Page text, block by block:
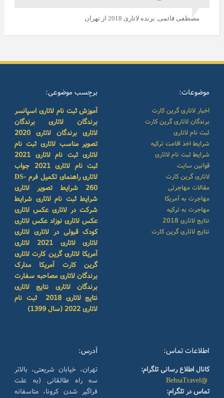
مصطفی قائمی, برنده لاتاری 2018 از تهران
برچسب موضوعی:
آموزش ثبت نام لاتاری اسپانسر
برندگان لاتاری
برندگان
لاتاری برندگان لاتاری 2020
تصویر مناسب لاتاری ثبت نام
لاتاری ثبت نام لاتاری 2021
ثبت نام لاتاری 2021
جواب
لاتاری
راهنمای تکمیل فرم DS-
260
شرایط تصویر لاتاری
شرایط ثبت نام لاتاری شرایط
شرکت در لاتاری عکس لاتاری
عکس لاتاری نوزاد عکس لاتاری
کودک قبولی در لاتاری لاتاری
لاتاریلاتاری 2021
لاتاری
آمریکا لاتاری گرین کارت لاتاری
گرین کارت آمریکا
مدارک
برندگان لاتاری مصاحبه سفارت
برندگان لاتاری
نتایج لاتاری
نتایج لاتاری 2018
ثبت نام
لاتاری 2022 (سال 1399)
موضوعات:
اخبار لاتاری گرین کارت
برندگان لاتاری گرین کارت
ثبت نام لاتاری
شرایط اخذ اقامت ترکیه
شرایط ثبت نام لاتاری
قوانین سایت
لاتاری گرین کارت
مقالات مهاجرتی
مهاجرت به آمریکا
مهاجرت به ترکیه
نتایج لاتاری 2018
نتایج لاتاری گرین کارت
آدرس:
تهران، خیابان شریعتی، بالاتر
سه راه طالقانی (به علت
فراگیر شدن کرونا، متاسفانه
اطلاعات تماس:
کانال اطلاع رسانی تلگرام:
@BehsaTravel
تماس در تلگرام: